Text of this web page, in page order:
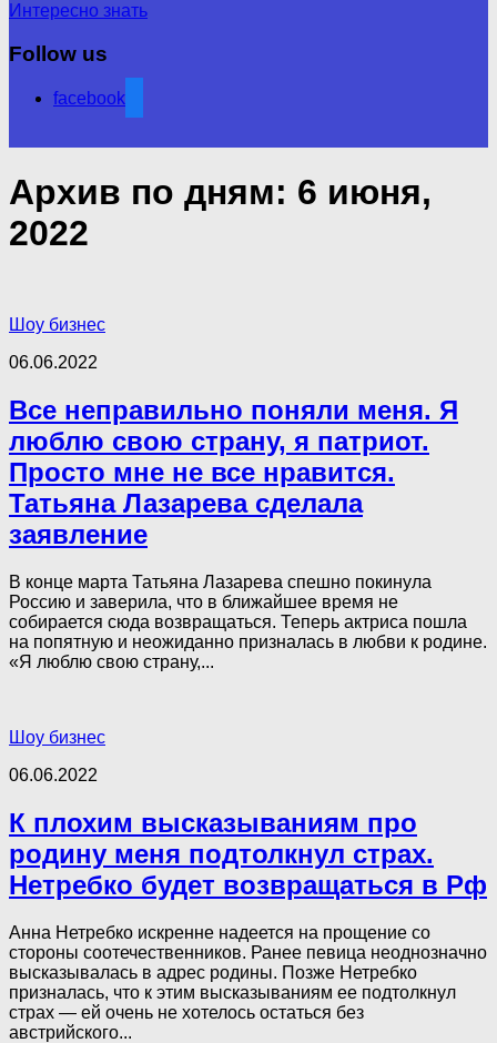
Интересно знать
Follow us
facebook
Архив по дням: 6 июня,
2022
Шоу бизнес
06.06.2022
Все неправильно поняли меня. Я
люблю свою страну, я патриот.
Просто мне не все нравится.
Татьяна Лазарева сделала
заявление
В конце марта Татьяна Лазарева спешно покинула
Россию и заверила, что в ближайшее время не
собирается сюда возвращаться. Теперь актриса пошла
на попятную и неожиданно призналась в любви к родине.
«Я люблю свою страну,...
Шоу бизнес
06.06.2022
К плохим высказываниям про
родину меня подтолкнул страх.
Нетребко будет возвращаться в Рф
Анна Нетребко искренне надеется на прощение со
стороны соотечественников. Ранее певица неоднозначно
высказывалась в адрес родины. Позже Нетребко
призналась, что к этим высказываниям ее подтолкнул
страх — ей очень не хотелось остаться без
австрийского...